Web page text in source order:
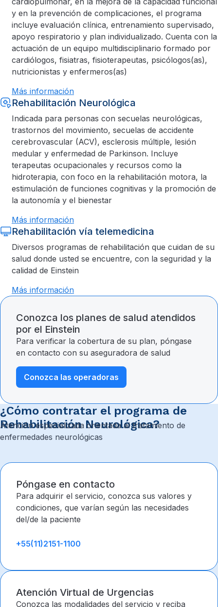
y en la prevención de complicaciones, el programa
incluye evaluación clínica, entrenamiento supervisado,
apoyo respiratorio y plan individualizado. Cuenta con la
actuación de un equipo multidisciplinario formado por
cardiólogos, fisiatras, fisioterapeutas, psicólogos(as),
nutricionistas y enfermeros(as)
Más información
Rehabilitación Neurológica
Indicada para personas con secuelas neurológicas,
trastornos del movimiento, secuelas de accidente
cerebrovascular (ACV), esclerosis múltiple, lesión
medular y enfermedad de Parkinson. Incluye
terapeutas ocupacionales y recursos como la
hidroterapia, con foco en la rehabilitación motora, la
estimulación de funciones cognitivas y la promoción de
la autonomía y el bienestar
Más información
Rehabilitación vía telemedicina
Diversos programas de rehabilitación que cuidan de su
salud donde usted se encuentre, con la seguridad y la
calidad de Einstein
Más información
Conozca los planes de salud atendidos
por el Einstein
Para verificar la cobertura de su plan, póngase
en contacto con su aseguradora de salud
Conozca las operadoras
¿Cómo contratar el programa de
Rehabilitación Neurológica?
Atención especializada orientada al tratamiento de
enfermedades neurológicas
Póngase en contacto
Para adquirir el servicio, conozca sus valores y
condiciones, que varían según las necesidades
del/de la paciente
+55(11)2151-1100
Atención Virtual de Urgencias
Conozca las modalidades del servicio y reciba